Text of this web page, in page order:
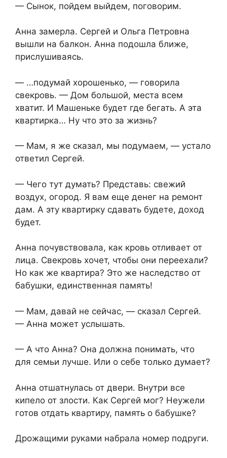
— Сынок, пойдем выйдем, поговорим.
Анна замерла. Сергей и Ольга Петровна
вышли на балкон. Анна подошла ближе,
прислушиваясь.
— …подумай хорошенько, — говорила
свекровь. — Дом большой, места всем
хватит. И Машеньке будет где бегать. А эта
квартирка… Ну что это за жизнь?
— Мам, я же сказал, мы подумаем, — устало
ответил Сергей.
— Чего тут думать? Представь: свежий
воздух, огород. Я вам еще денег на ремонт
дам. А эту квартирку сдавать будете, доход
будет.
Анна почувствовала, как кровь отливает от
лица. Свекровь хочет, чтобы они переехали?
Но как же квартира? Это же наследство от
бабушки, единственная память!
— Мам, давай не сейчас, — сказал Сергей.
— Анна может услышать.
— А что Анна? Она должна понимать, что
для семьи лучше. Или о себе только думает?
Анна отшатнулась от двери. Внутри все
кипело от злости. Как Сергей мог? Неужели
готов отдать квартиру, память о бабушке?
Дрожащими руками набрала номер подруги.